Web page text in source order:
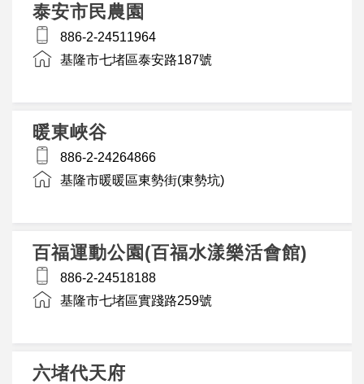
泰安市民農園
886-2-24511964
基隆市七堵區泰安路187號
暖東峽谷
886-2-24264866
基隆市暖暖區東勢街(東勢坑)
百福運動公園(百福水漾樂活會館)
886-2-24518188
基隆市七堵區實踐路259號
六堵代天府